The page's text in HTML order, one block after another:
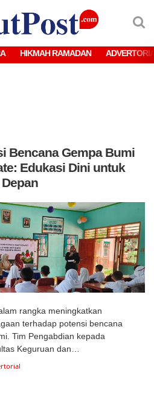
HIKMAH RAMADAN
Bencana Gempa Bumi
Edukasi Dini untuk
rangka meningkatkan
terhadap potensi bencana
Tim Pengabdian kepada
Keguruan dan…